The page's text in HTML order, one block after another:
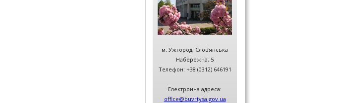
м. Ужгород, Слов'янська
Набережна, 5
Телефон: +38 (0312) 646191
Електронна адреса:
office@buvrtysa.gov.ua